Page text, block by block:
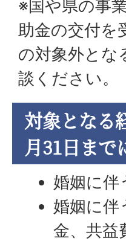
※国や県の事
助金の交付を
の対象外とな
談ください。
対象となる
月31日まで
婚姻に伴
婚姻に伴
金、共益